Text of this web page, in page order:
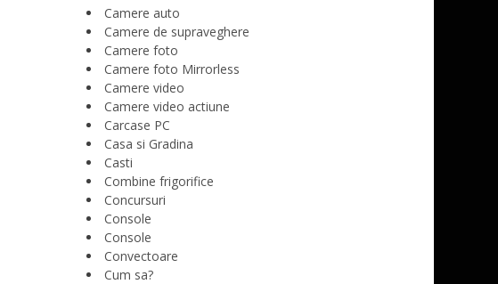
Camere auto
Camere de supraveghere
Camere foto
Camere foto Mirrorless
Camere video
Camere video actiune
Carcase PC
Casa si Gradina
Casti
Combine frigorifice
Concursuri
Console
Console
Convectoare
Cum sa?